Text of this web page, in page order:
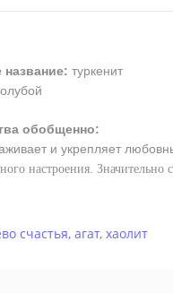
название: туркенит
обобщенно:
и укрепляет
настроения. Значительно
счастья, агат, хаолит